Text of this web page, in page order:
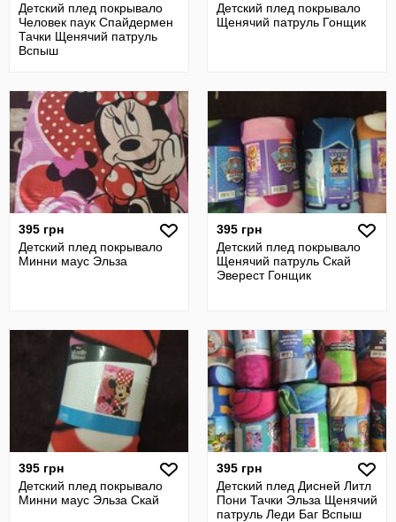
Детский плед покрывало
Человек паук Спайдермен
Тачки Щенячий патруль
Вспыш
Детский плед покрывало
Щенячий патруль Гонщик
395 грн
Детский плед покрывало
Минни маус Эльза
395 грн
Детский плед покрывало
Щенячий патруль Скай
Эверест Гонщик
395 грн
Детский плед покрывало
Минни маус Эльза Скай
395 грн
Детский плед Дисней Литл
Пони Тачки Эльза Щенячий
патруль Леди Баг Вспыш